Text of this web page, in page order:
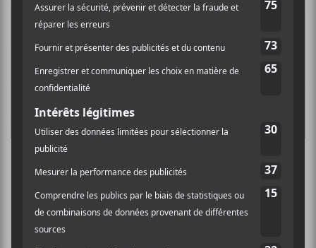
Crédit : Christian Leduc
Billie du Page
C’est àBillie du Pageque revenait l’honneur d’ouvrir